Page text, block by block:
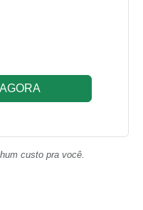
custo pra você.